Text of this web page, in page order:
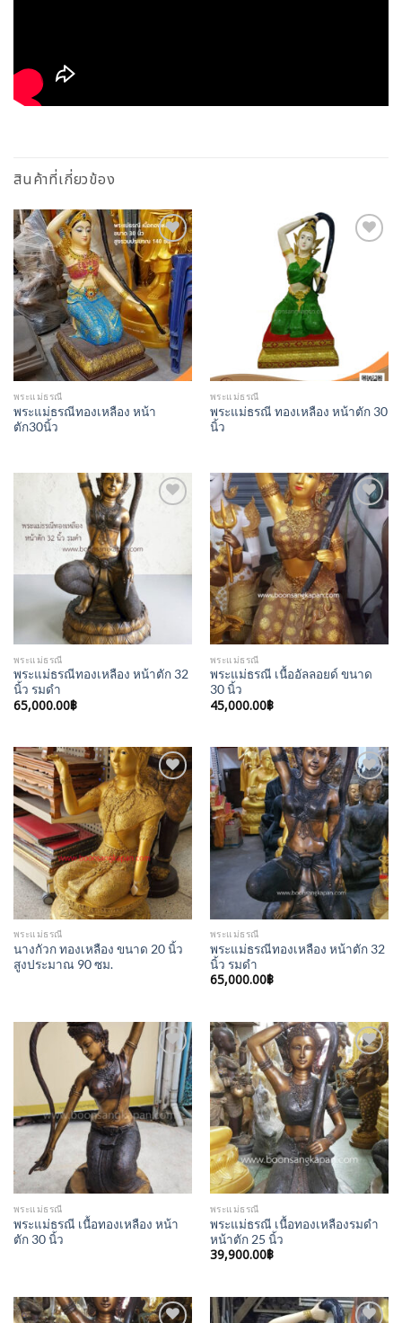
สินค้าที่เกี่ยวข้อง
Add to
Wishlist
พระแม่ธรณี
พระแม่ธรณีทองเหลือง หน้า
ตัก30นิ้ว
พระแม่ธรณี
พระแม่ธรณี ทองเหลือง หน้าตัก 30
นิ้ว
พระแม่ธรณี
พระแม่ธรณีทองเหลือง หน้าตัก 32
นิ้ว รมดำ
65,000.00฿
Add to
Wishlist
พระแม่ธรณี
พระแม่ธรณี เนื้ออัลลอยด์ ขนาด
30 นิ้ว
45,000.00฿
Add to
Wishlist
พระแม่ธรณี
นางกัวก ทองเหลือง ขนาด 20 นิ้ว
สูงประมาณ 90 ซม.
Add to
Wishlist
พระแม่ธรณี
พระแม่ธรณีทองเหลือง หน้าตัก 32
นิ้ว รมดำ
65,000.00฿
Add to
Wishlist
พระแม่ธรณี
พระแม่ธรณี เนื้อทองเหลือง หน้า
ตัก 30 นิ้ว
Add to
Wishlist
พระแม่ธรณี
พระแม่ธรณี เนื้อทองเหลืองรมดำ
หน้าตัก 25 นิ้ว
39,900.00฿